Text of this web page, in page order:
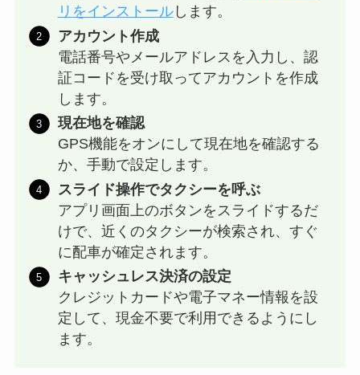
リをインストールします。
アカウント作成
電話番号やメールアドレスを入力し、認
証コードを受け取ってアカウントを作成
します。
現在地を確認
GPS機能をオンにして現在地を確認する
か、手動で設定します。
スライド操作でタクシーを呼ぶ
アプリ画面上のボタンをスライドするだ
けで、近くのタクシーが検索され、すぐ
に配車が確定されます。
キャッシュレス決済の設定
クレジットカードや電子マネー情報を設
定して、現金不要で利用できるようにし
ます。